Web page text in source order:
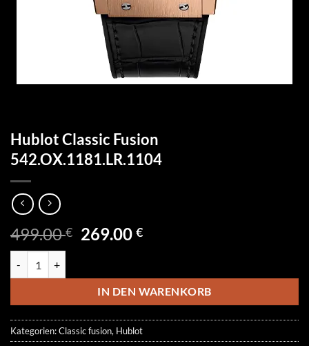
Hublot Classic Fusion
542.OX.1181.LR.1104
499.00€ Ursprünglicher
499.00 €
269.00€Aktueller
269.00 €.
IN DEN WARENKORB
Kategorien:Classic fusion, Hublot